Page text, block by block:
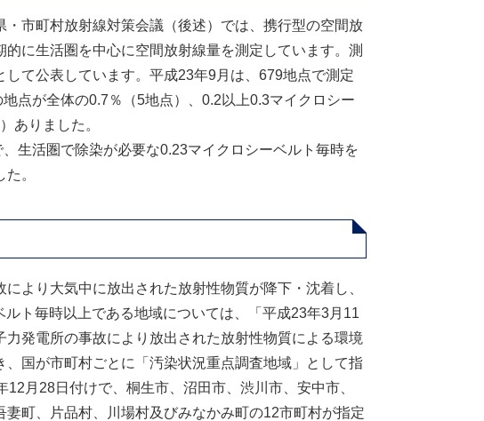
市町村放射線対策会議（後述）では、携行型の空間放
に生活圏を中心に空間放射線量を測定しています。測
て公表しています。平成23年9月は、679地点で測定
点が全体の0.7％（5地点）、0.2以上0.3マイクロシー
ありました。
生活圏で除染が必要な0.23マイクロシーベルト毎時を
。
より大気中に放出された放射性物質が降下・沈着し、
ト毎時以上である地域については、「平成23年3月11
発電所の事故により放出された放射性物質による環境
国が市町村ごとに「汚染状況重点調査地域」として指
月28日付けで、桐生市、沼田市、渋川市、安中市、
町、片品村、川場村及びみなかみ町の12市町村が指定